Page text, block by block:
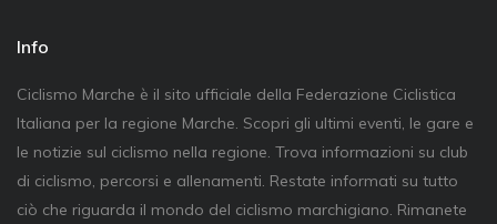
Info
Ciclismo Marche è il sito ufficiale della Federazione Ciclistica
Italiana per la regione Marche. Scopri gli ultimi eventi, le gare e
le notizie sul ciclismo nella regione. Trova informazioni su club
di ciclismo, percorsi e allenamenti. Restate informati su tutto
ciò che riguarda il mondo del ciclismo marchigiano. Rimanete